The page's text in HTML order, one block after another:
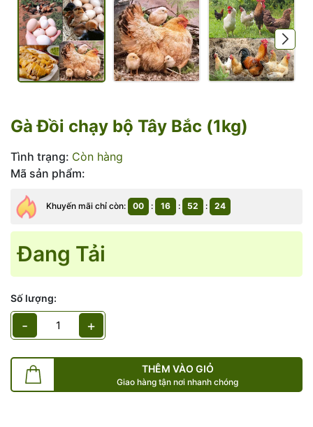
Gà Đồi chạy bộ Tây Bắc (1kg)
Tình trạng: Còn hàng
Mã sản phẩm:
Khuyến mãi chỉ còn: 00 : 16 : 52 : 24
Đang Tải
Số lượng:
- +
THÊM VÀO GIỎ
Giao hàng tận nơi nhanh chóng